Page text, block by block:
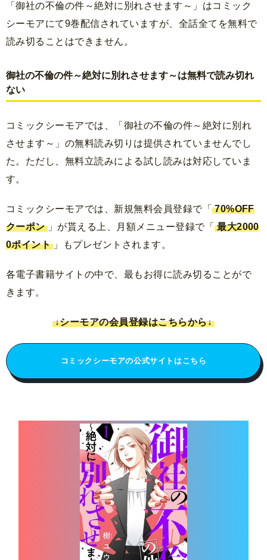
「御社の不倫の件～絶対に別れさせます～」はコミック
シーモアにて9巻配信されていますが、全話全てを無料で
読み切ることはできません。
御社の不倫の件～絶対に別れさせます～は無料で読み切れ
ない
コミックシーモアでは、「御社の不倫の件～絶対に別れ
させます～」の無料読み切りは提供されていませんでし
た。ただし、無料立読みによる試し読みは対応していま
す。
コミックシーモアでは、新規無料会員登録で「 70%OFF
クーポン 」が貰える上、月額メニュー登録で「 最大2000
0ポイント 」もプレゼントされます。
各電子書籍サイトの中で、最もお得に読み切ることがで
きます。
↓シーモアの会員登録はこちらから↓
コミックシーモアの公式サイトはこちら